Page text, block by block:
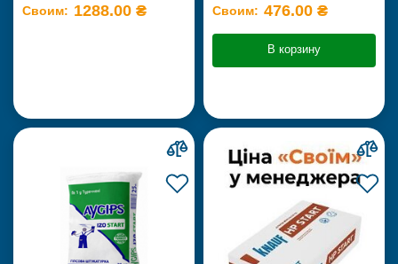
Своим: 1288.00 ₴ Своим: 476.00 ₴
В корзину